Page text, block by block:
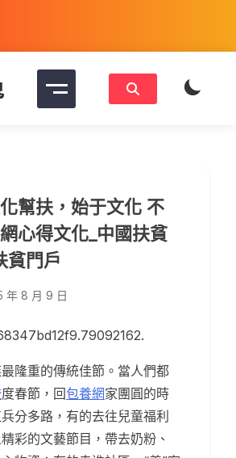
幫扶，始于文化 不
心得文化_中國扶貧
貧門戶
年 8 月 9 日
隆重的傳統佳節。當人們都
度春節，回包養網家團圓的時
分多路，有的去往兒童福利
彩的文藝節目，帶去奶粉、